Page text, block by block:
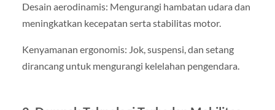
Desain aerodinamis: Mengurangi hambatan udara dan
meningkatkan kecepatan serta stabilitas motor.
Kenyamanan ergonomis: Jok, suspensi, dan setang
dirancang untuk mengurangi kelelahan pengendara.